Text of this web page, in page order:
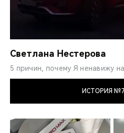
Светлана Нестерова
5 причин, почему Я ненавижу
ИСТОРИЯ №7